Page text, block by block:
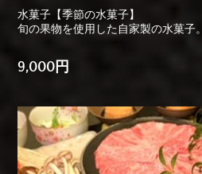
水菓子【季節の水菓子】
旬の果物を使用した自家製の水菓子。
9,000円